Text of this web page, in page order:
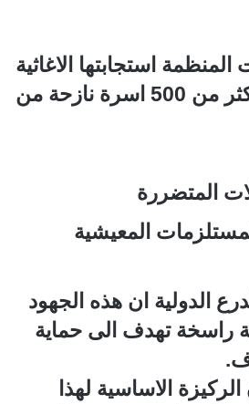
استجابتها الاغاثية
لتشمل مراكز ايواء النازحين، حيث تم استهداف اكثر من 500 اسرة نازحة من
المتضررة
المعيشية
الدولية ان هذه الجهود
راسخة تهدف الى حماية
الاساسية لهذا